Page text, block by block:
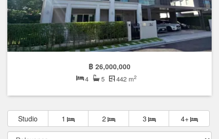
฿ 26,000,000
4 5 442 m2
Studio 1 2 3 4+